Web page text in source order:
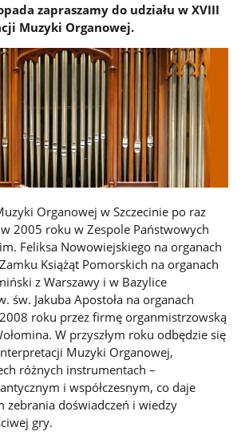
zapraszamy do udziału w XVIII
Muzyki Organowej.
Organowej w Szczecinie po raz
2005 roku w Zespole Państwowych
Feliksa Nowowiejskiego na organach
Książąt Pomorskich na organach
z Warszawy i w Bazylice
św. Jakuba Apostoła na organach
roku przez firmę organmistrzowską
W przyszłym roku odbędzie się
Muzyki Organowej,
różnych instrumentach –
i współczesnym, co daje
zebrania doświadczeń i wiedzy
gry.